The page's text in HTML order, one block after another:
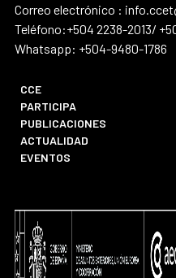
Correo electrónico :
Teléfono:+504 2238-2013/
Whatsapp: +504-9480-1786
CCE
PARTICIPA
PUBLICACIONES
ACTUALIDAD
EVENTOS